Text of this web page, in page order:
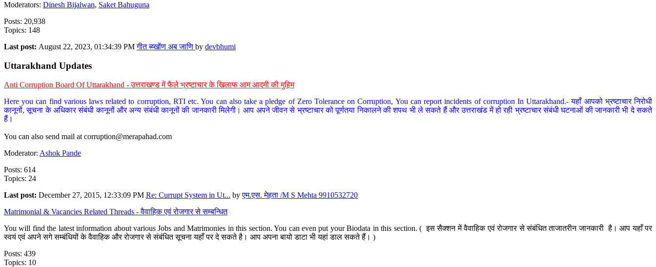
Moderators: Dinesh Bijalwan, Saket Bahuguna
Posts: 20,938
Topics: 148
Last post: August 22, 2023, 01:34:39 PMगीत ब्य्खोंण अब जाणि by devbhumi
Uttarakhand Updates
Anti Corruption Board Of Uttarakhand - उत्तराखण्ड में फैले भ्रष्टाचार के खिलाफ आम आदमी की मुहिम
Here you can find various laws related to corruption, RTI etc. You can also take a pledge of Zero Tolerance on Corruption, You can report incidents of corruption In Uttarakhand.- यहाँ आपको भ्रष्टाचार निरोधी
कानूनों, सूचना के अधिकार संबंधी कानूनों और अन्य संबंधी कानूनों की जानकारी मिलेगी। आप अपने जीवन से भ्रष्टाचार को पूर्णतया निकालने की शपथ भी ले सकते हैं और उत्तराखंड में हो रही भ्रष्टाचार संबंधी घटनाओं की जानकारी भी दे सकते
हैं।
You can also send mail at corruption@merapahad.com
Moderator: Ashok Pande
Posts: 614
Topics: 24
Last post: December 27, 2015, 12:33:09 PM Re: Currupt System in Ut... byएम.एस. मेहता /M S Mehta 9910532720
Matrimonial & Vacancies Related Threads - वैवाहिक एवं रोजगार से सम्बन्धित
You will find the latest information about various Jobs and Matrimonies in this section. You can even put your Biodata in this section. ( इस सैक्शन में वैवाहिक एवं रोजगार से संबंधित ताजातरीन जानकारी है। आप यहाँ पर
स्वयं एवं अपने सगे सम्बंधियों के वैवाहिक और रोजगार से संबंधित सूचना यहाँ पर दे सकते है। आप अपना बायो डाटा भी यहां डाल सकते हैं। )
Posts: 439
Topics: 10